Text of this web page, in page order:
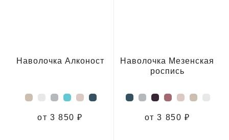
Наволочка Алконост
от 3 850 ₽
Наволочка Мезенская
роспись
от 3 850 ₽